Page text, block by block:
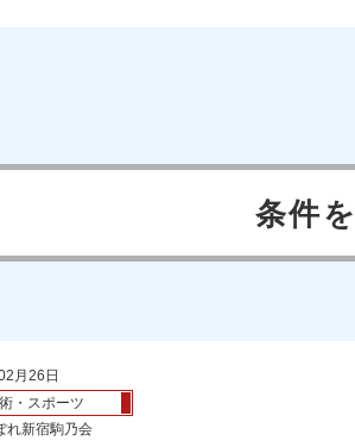
条件
月26日
・スポーツ
れ新宿駒乃会